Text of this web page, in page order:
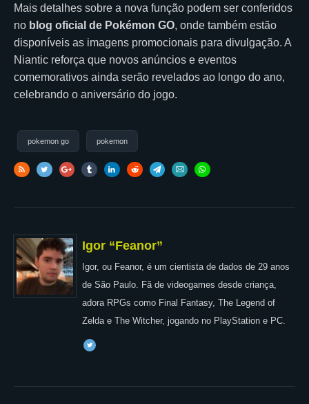
Mais detalhes sobre a nova função podem ser conferidos
no blog oficial de Pokémon GO, onde também estão
disponíveis as imagens promocionais para divulgação. A
Niantic reforça que novos anúncios e eventos
comemorativos ainda serão revelados ao longo do ano,
celebrando o aniversário do jogo.
pokemon go pokemon
Igor “Feanor”
Igor, ou Feanor, é um cientista de dados de 29 anos
de São Paulo. Fã de videogames desde criança,
adora RPGs como Final Fantasy, The Legend of
Zelda e The Witcher, jogando no PlayStation e PC.